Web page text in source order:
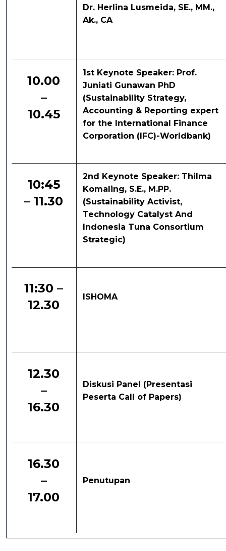
Dr. Herlina Lusmeida, SE., MM.,
Ak., CA
10.00
–
10.45
1st Keynote Speaker: Prof.
Juniati Gunawan PhD
(Sustainability Strategy,
Accounting & Reporting expert
for the International Finance
Corporation (IFC)-Worldbank)
10:45
– 11.30
2nd Keynote Speaker: Thilma
Komaling, S.E., M.PP.
(Sustainability Activist,
Technology Catalyst And
Indonesia Tuna Consortium
Strategic)
11:30 –
12.30
ISHOMA
12.30
–
16.30
Diskusi Panel (Presentasi
Peserta Call of Papers)
16.30
–
17.00
Penutupan